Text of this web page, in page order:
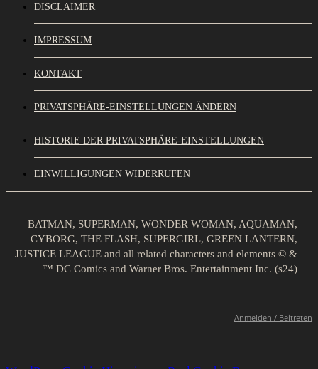
DISCLAIMER
IMPRESSUM
KONTAKT
PRIVATSPHÄRE-EINSTELLUNGEN ÄNDERN
HISTORIE DER PRIVATSPHÄRE-EINSTELLUNGEN
EINWILLIGUNGEN WIDERRUFEN
BATMAN, SUPERMAN, WONDER WOMAN, AQUAMAN,
CYBORG, THE FLASH, SUPERGIRL, GREEN LANTERN,
JUSTICE LEAGUE and all related characters and elements © &
™ DC Comics and Warner Bros. Entertainment Inc. (s24)
Anmelden / Beitreten